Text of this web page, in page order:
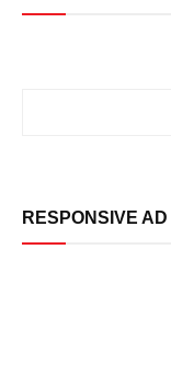
RESPONSIVE AD